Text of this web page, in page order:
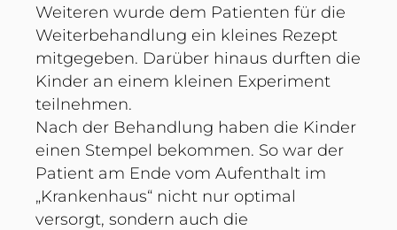
Weiteren wurde dem Patienten für die
Weiterbehandlung ein kleines Rezept
mitgegeben. Darüber hinaus durften die
Kinder an einem kleinen Experiment
teilnehmen.
Nach der Behandlung haben die Kinder
einen Stempel bekommen. So war der
Patient am Ende vom Aufenthalt im
„Krankenhaus“ nicht nur optimal
versorgt, sondern auch die